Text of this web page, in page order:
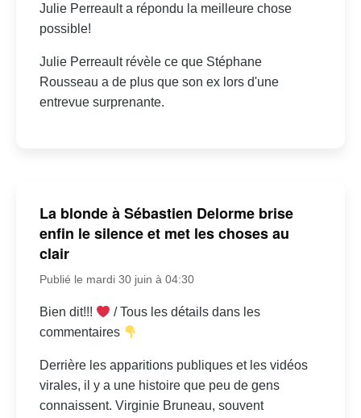
Julie Perreault a répondu la meilleure chose
possible!
Julie Perreault révèle ce que Stéphane
Rousseau a de plus que son ex lors d'une
entrevue surprenante.
La blonde à Sébastien Delorme brise
enfin le silence et met les choses au
clair
Publié le mardi 30 juin à 04:30
Bien dit!!!
/ Tous les détails dans les
commentaires
Derrière les apparitions publiques et les vidéos
virales, il y a une histoire que peu de gens
connaissent. Virginie Bruneau, souvent